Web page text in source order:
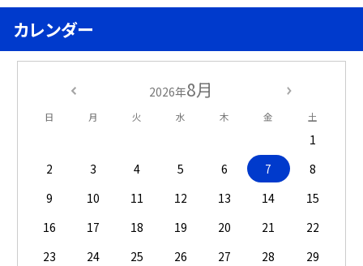
カレンダー
2026年8月
日 月 火 水 木 金 土
1
2
3 4 5 6 7
8
9
10 11 12 13 14
15
16
17 18 19 20 21
22
23
24 25 26 27 28
29